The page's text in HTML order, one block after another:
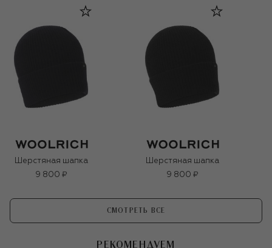
Шерстяная шапка
9 800 ₽
Шерстяная шапка
9 800 ₽
СМОТРЕТЬ ВСЕ
РЕКОМЕНДУЕМ